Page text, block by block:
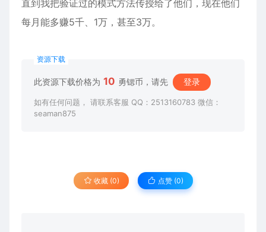
直到我把验证过的模式方法传授给了他们，现在他们
每月能多赚5千、1万，甚至3万。
资源下载
此资源下载价格为 10 勇锶币，请先 登录
如有任何问题， 请联系客服 QQ：2513160783 微信：
seaman875
收藏 (0) 点赞 (0)